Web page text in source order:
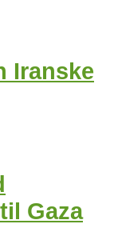
Iranske
Gaza